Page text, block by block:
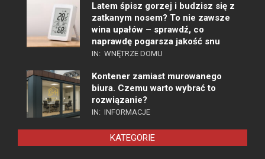
Latem śpisz gorzej i budzisz się z
zatkanym nosem? To nie zawsze
wina upałów – sprawdź, co
naprawdę pogarsza jakość snu
IN: WNĘTRZE DOMU
Kontener zamiast murowanego
biura. Czemu warto wybrać to
rozwiązanie?
IN: INFORMACJE
KATEGORIE